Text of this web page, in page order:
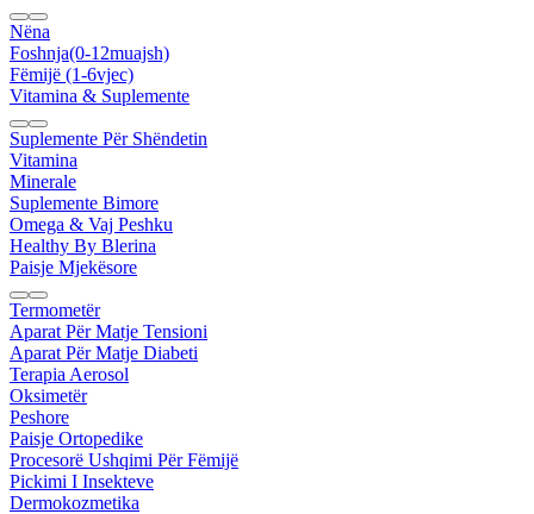
Nëna
Foshnja(0-12muajsh)
Fëmijë (1-6vjec)
Vitamina & Suplemente
Suplemente Për Shëndetin
Vitamina
Minerale
Suplemente Bimore
Omega & Vaj Peshku
Healthy By Blerina
Paisje Mjekësore
Termometër
Aparat Për Matje Tensioni
Aparat Për Matje Diabeti
Terapia Aerosol
Oksimetër
Peshore
Paisje Ortopedike
Procesorë Ushqimi Për Fëmijë
Pickimi I Insekteve
Dermokozmetika